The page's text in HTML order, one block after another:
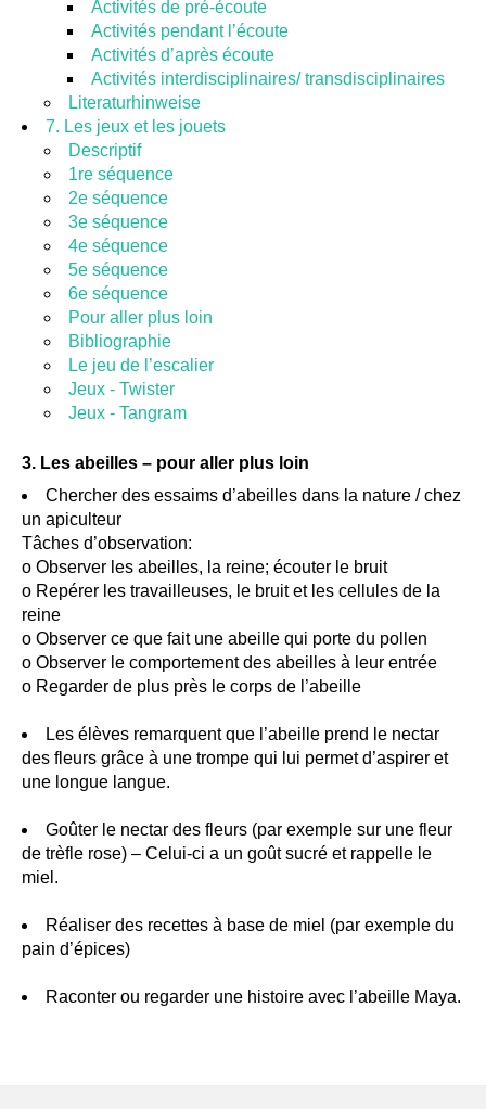
Activités de pré-écoute
Activités pendant l’écoute
Activités d’après écoute
Activités interdisciplinaires/ transdisciplinaires
Literaturhinweise
7. Les jeux et les jouets
Descriptif
1re séquence
2e séquence
3e séquence
4e séquence
5e séquence
6e séquence
Pour aller plus loin
Bibliographie
Le jeu de l’escalier
Jeux - Twister
Jeux - Tangram
3. Les abeilles – pour aller plus loin
Chercher des essaims d’abeilles dans la nature / chez
un apiculteur
Tâches d’observation:
o Observer les abeilles, la reine; écouter le bruit
o Repérer les travailleuses, le bruit et les cellules de la
reine
o Observer ce que fait une abeille qui porte du pollen
o Observer le comportement des abeilles à leur entrée
o Regarder de plus près le corps de l’abeille
Les élèves remarquent que l’abeille prend le nectar
des fleurs grâce à une trompe qui lui permet d’aspirer et
une longue langue.
Goûter le nectar des fleurs (par exemple sur une fleur
de trèfle rose) – Celui-ci a un goût sucré et rappelle le
miel.
Réaliser des recettes à base de miel (par exemple du
pain d’épices)
Raconter ou regarder une histoire avec l’abeille Maya.